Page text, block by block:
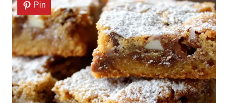
Pin